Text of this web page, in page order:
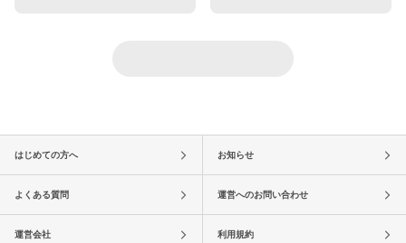
はじめての方へ お知らせ
よくある質問 運営へのお問い合わせ
運営会社 利用規約